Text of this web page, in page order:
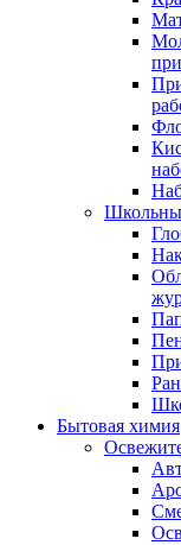
Бытовая химия